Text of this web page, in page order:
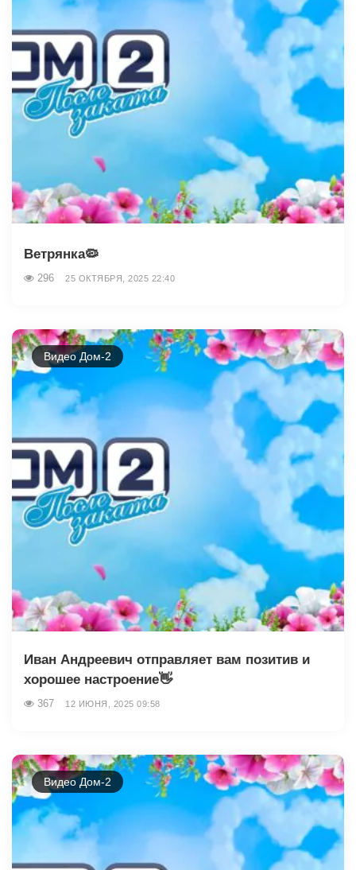
Ветрянка🦠
296 25 ОКТЯБРЯ, 2025 22:40
Видео Дом-2
Иван Андреевич отправляет вам позитив и
хорошее настроение👋
367 12 ИЮНЯ, 2025 09:58
Видео Дом-2